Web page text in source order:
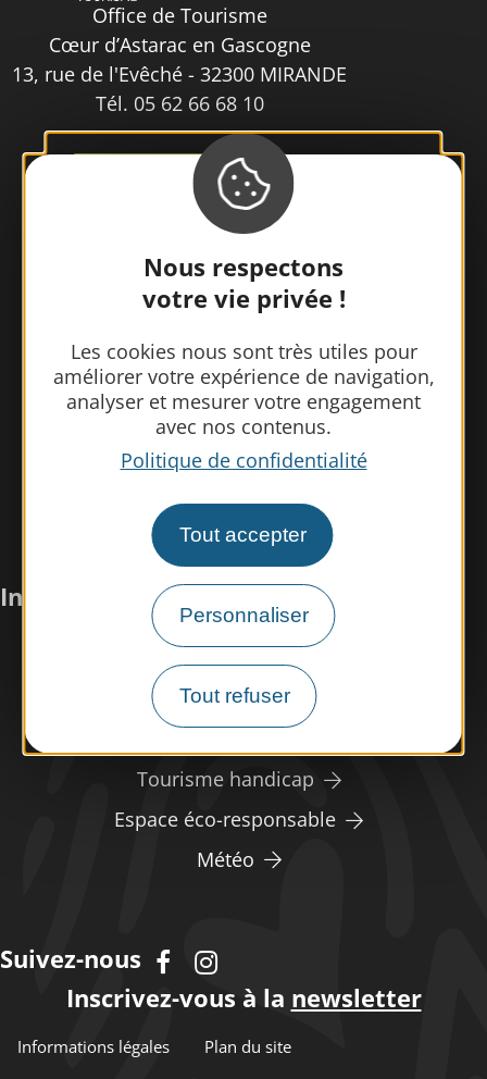
Nous respectons
votre vie privée !
Les cookies nous sont très utiles pour
améliorer votre expérience de navigation,
analyser et mesurer votre engagement
avec nos contenus.
Politique de confidentialité
Tout accepter
Personnaliser
Tout refuser
Office de Tourisme
Cœur d’Astarac en Gascogne
13, rue de l'Evêché - 32300 MIRANDE
Tél. 05 62 66 68 10
Contactez-nous
Infos pratiques
Nous rencontrer
Nos brochures
Tourisme handicap
Espace éco-responsable
Météo
Suivez-nous
Inscrivez-vous à la newsletter
Informations légales Plan du site